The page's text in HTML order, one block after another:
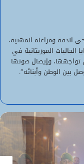
الدقة ومراعاة المهنية،
الموريتانية في
تواجهها، وإيصال صوتها
بين الوطن وأبنائه”.